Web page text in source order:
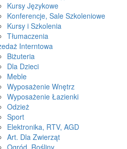
Kursy Językowe
Konferencje, Sale Szkoleniowe
Kursy i Szkolenia
Tłumaczenia
Interntowa
Biżuteria
Dla Dzieci
Meble
Wyposażenie Wnętrz
Wyposażenie Łazienki
Odzież
Sport
Elektronika, RTV, AGD
Art. Dla Zwierząt
Ogród, Rośliny